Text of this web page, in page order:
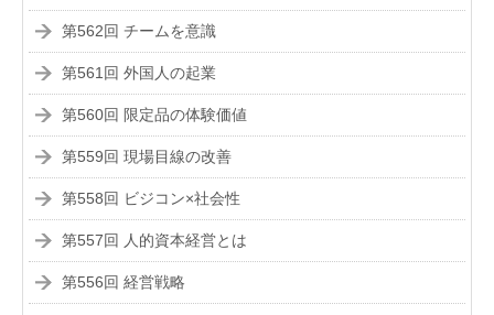
第562回 チームを意識
第561回 外国人の起業
第560回 限定品の体験価値
第559回 現場目線の改善
第558回 ビジコン×社会性
第557回 人的資本経営とは
第556回 経営戦略